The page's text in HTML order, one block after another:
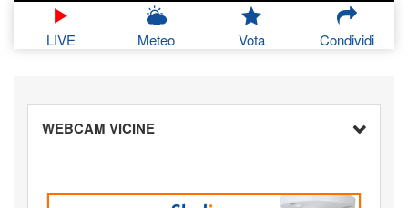
LIVE Meteo Vota Condividi
WEBCAM VICINE